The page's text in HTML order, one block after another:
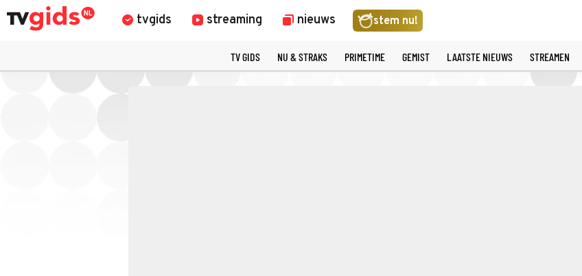
tvgids streaming nieuws stem nu!
TV GIDS NU & STRAKS PRIMETIME GEMIST LAATSTE NIEUWS STREAMEN